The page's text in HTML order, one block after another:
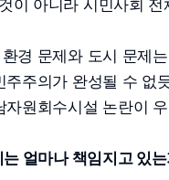
이 아니라 시민사회
경 문제와 도시 문제
주의가 완성될 수 없
원회수시설 논란이
얼마나 책임지고 있